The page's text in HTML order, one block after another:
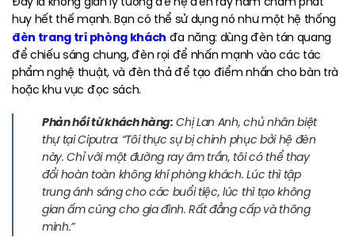
huy hết thế mạnh. Bạn có thể sử dụng nó như một hệ thống
đèn trang trí phòng khách đa năng: dùng đèn tán quang
để chiếu sáng chung, đèn rọi để nhấn mạnh vào các tác
phẩm nghệ thuật, và đèn thả để tạo điểm nhấn cho bàn trà
hoặc khu vực đọc sách.
Phản hồi từ khách hàng:Chị Lan Anh, chủ nhân biệt
thự tại Ciputra: “Tôi thực sự bị chinh phục bởi hệ đèn
này. Chỉ với một đường ray âm trần, tôi có thể thay
đổi hoàn toàn không khí phòng khách. Lúc thì tập
trung ánh sáng cho các buổi tiệc, lúc thì tạo không
gian ấm cúng cho gia đình. Rất đẳng cấp và thông
minh.”